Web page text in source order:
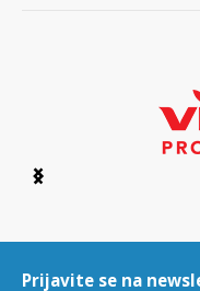
Item
6
Prijavite se na